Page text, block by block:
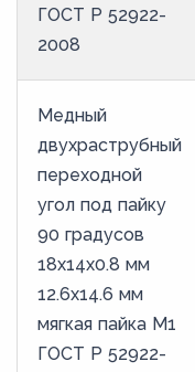
ГОСТ Р 52922-
2008
Медный
двухраструбный
переходной
угол под пайку
90 градусов
18х14х0.8 мм
12.6х14.6 мм
мягкая пайка М1
ГОСТ Р 52922-